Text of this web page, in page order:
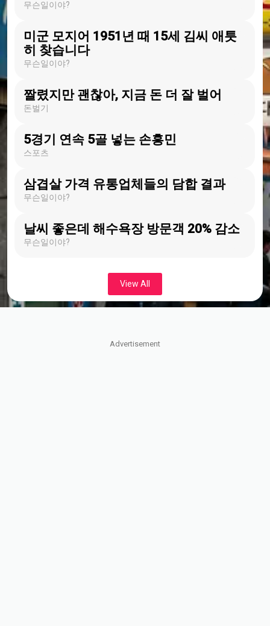
무슨일이야?
미군 모지어 1951년 때 15세 김씨 애틋
히 찾습니다
무슨일이야?
짤렸지만 괜찮아, 지금 돈 더 잘 벌어
돈벌기
5경기 연속 5골 넣는 손흥민
스포츠
삼겹살 가격 유통업체들의 담합 결과
무슨일이야?
날씨 좋은데 해수욕장 방문객 20% 감소
무슨일이야?
View All
Advertisement